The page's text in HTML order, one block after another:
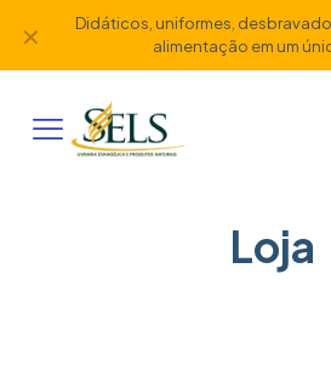
Didáticos, uniformes,
alimentação em um
✕
Loja